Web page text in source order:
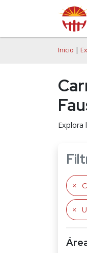
Inicio |
Explora